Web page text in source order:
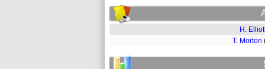
H.
T. Morton